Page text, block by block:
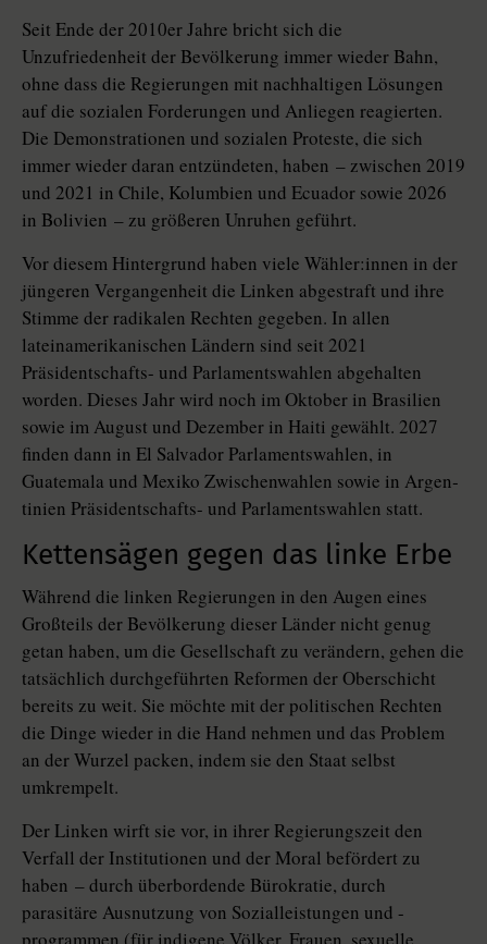
Seit Ende der 2010er Jahre bricht sich die
Unzufriedenheit der Bevölkerung immer wieder Bahn,
ohne dass die Regierungen mit nachhaltigen Lösungen
auf die sozialen Forderungen und Anliegen reagierten.
Die De­mons­tra­tio­nen und sozialen Proteste, die sich
immer wieder daran entzündeten, haben – zwischen 2019
und 2021 in Chile, Kolumbien und Ecuador sowie 2026
in Bolivien – zu größeren Unruhen geführt.
Vor diesem Hintergrund haben viele Wähler:innen in der
jüngeren Vergangenheit die Linken abgestraft und ihre
Stimme der radikalen Rechten gegeben. In allen
lateinamerikanischen Ländern sind seit 2021
Präsidentschafts- und Parlamentswahlen abgehalten
worden. Dieses Jahr wird noch im Oktober in Brasilien
sowie im August und Dezember in Haiti gewählt. 2027
finden dann in El Salvador Parlamentswahlen, in
Guatemala und Mexiko Zwischenwahlen sowie in Ar­gen­
ti­nien Präsidentschafts- und Parlamentswahlen statt.
Kettensägen gegen das linke Erbe
Während die linken Regierungen in den Augen eines
Großteils der Bevölkerung dieser Länder nicht genug
getan haben, um die Gesellschaft zu verändern, gehen die
tatsächlich durchgeführten Reformen der Oberschicht
bereits zu weit. Sie möchte mit der politischen Rechten
die Dinge wieder in die Hand nehmen und das Problem
an der Wurzel packen, indem sie den Staat selbst
umkrempelt.
Der Linken wirft sie vor, in ihrer Regierungszeit den
Verfall der Institutionen und der Moral befördert zu
haben – durch überbordende Bürokratie, durch
parasitäre Ausnutzung von So­zial­leistungen und -